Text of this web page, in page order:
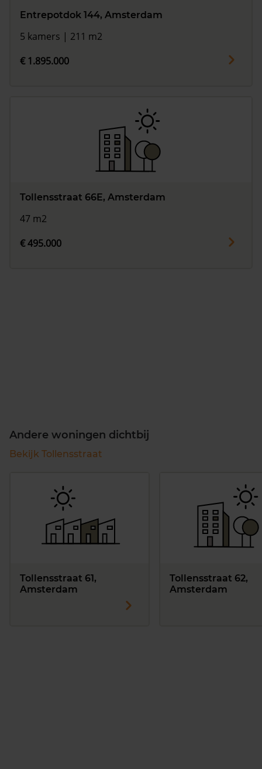
Entrepotdok 144, Amsterdam
5 kamers | 211 m2
€ 1.895.000
Tollensstraat 66E, Amsterdam
47 m2
€ 495.000
Andere woningen dichtbij
Bekijk Tollensstraat
Tollensstraat 61,
Amsterdam
Tollensstraat 62,
Amsterdam